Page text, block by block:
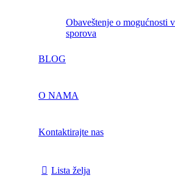
obaveštenje o mogućnosti vansudkog rešavanja
sporova
BLOG
O NAMA
Kontaktirajte nas
Lista želja